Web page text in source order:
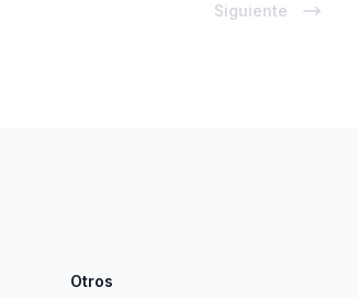
Siguiente
Otros